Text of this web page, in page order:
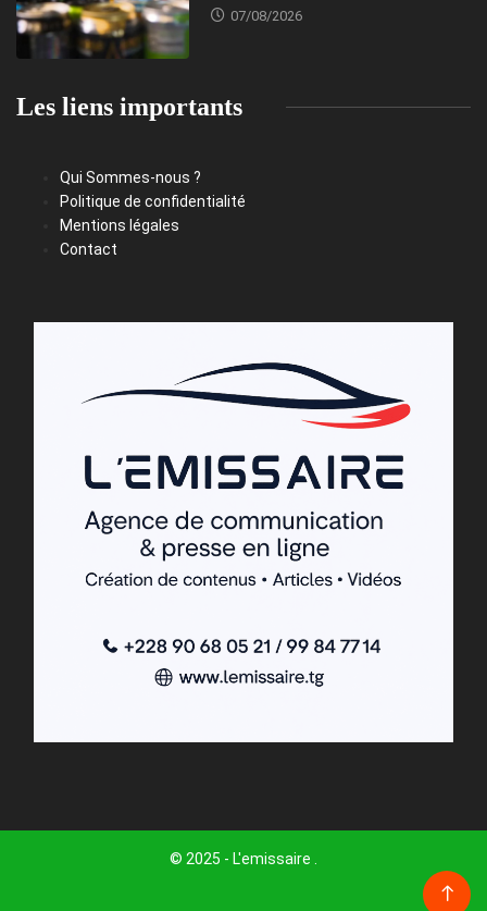
07/08/2026
Les liens importants
Qui Sommes-nous ?
Politique de confidentialité
Mentions légales
Contact
© 2025 - L'emissaire .